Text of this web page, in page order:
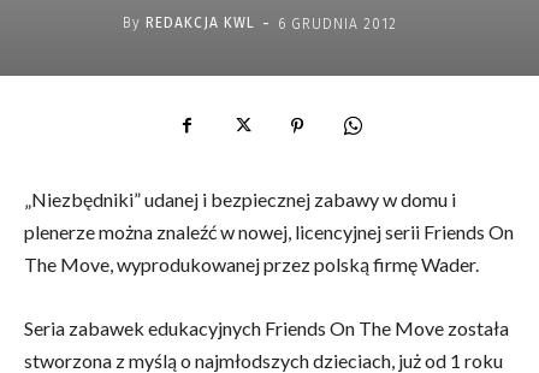
By REDAKCJA KWL - 6 GRUDNIA 2012
„Niezbędniki” udanej i bezpiecznej zabawy w domu i
plenerze można znaleźć w nowej, licencyjnej serii Friends On
The Move, wyprodukowanej przez polską firmę Wader.
Seria zabawek edukacyjnych Friends On The Move została
stworzona z myślą o najmłodszych dzieciach, już od 1 roku